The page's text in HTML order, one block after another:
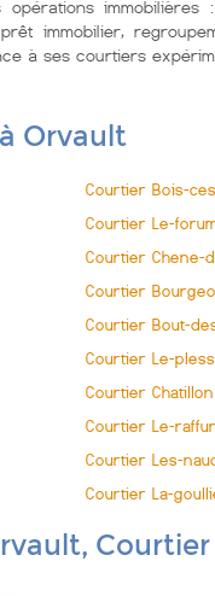
opérations immobilières
immobilier,
à ses courtiers
Orvault
Courtier Bois-
Courtier Le-
Courtier Chene-
Courtier
Courtier Bout-
Courtier Le-
Courtier Chatillon
Courtier Le-
Courtier Les-
Courtier La-